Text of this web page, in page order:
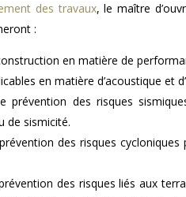
des travaux, le maître
:
en matière de
en matière d’acoustique et
prévention des risques
de sismicité.
des risques
des risques liés aux